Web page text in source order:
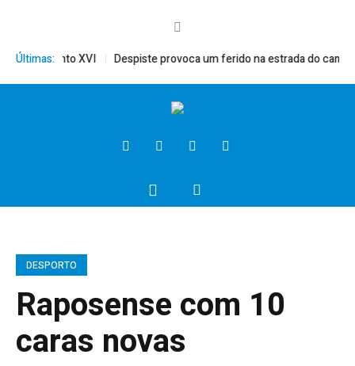
Últimas:
Bento XVI Despiste provoca um ferido na estrada do campo
DESPORTO
Raposense com 10
caras novas